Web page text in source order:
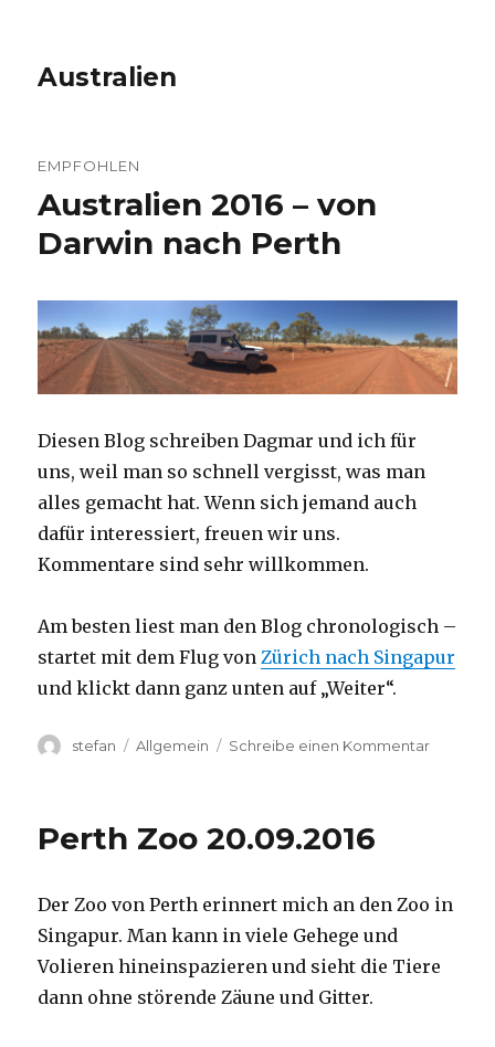
Australien
EMPFOHLEN
Australien 2016 – von
Darwin nach Perth
Diesen Blog schreiben Dagmar und ich für
uns, weil man so schnell vergisst, was man
alles gemacht hat. Wenn sich jemand auch
dafür interessiert, freuen wir uns.
Kommentare sind sehr willkommen.
Am besten liest man den Blog chronologisch –
startet mit dem Flug vonZürich nach Singapur
und klickt dann ganz unten auf „Weiter“.
Autor
stefan Kategorien
Allgemein Schreibe einen Kommentarzu
Perth
Perth Zoo 20.09.2016
Der Zoo von Perth erinnert mich an den Zoo in
Singapur. Man kann in viele Gehege und
Volieren hineinspazieren und sieht die Tiere
dann ohne störende Zäune und Gitter.